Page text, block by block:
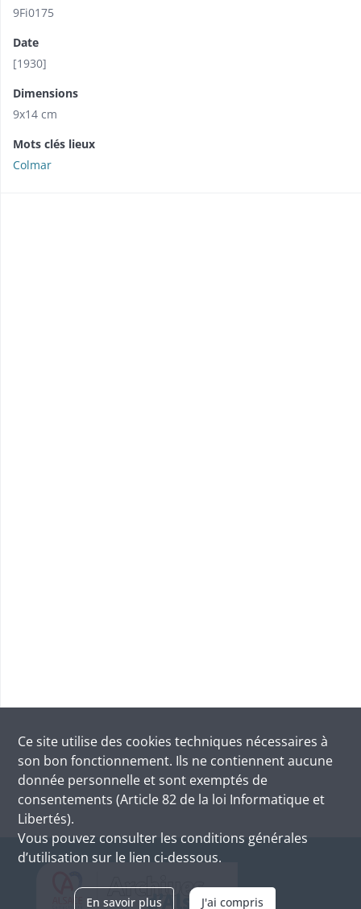
9Fi0175
Date
[1930]
Dimensions
9x14 cm
Mots clés lieux
Colmar
Ce site utilise des cookies techniques nécessaires à
son bon fonctionnement. Ils ne contiennent aucune
donnée personnelle et sont exemptés de
consentements (Article 82 de la loi Informatique et
Libertés).
Vous pouvez consulter les conditions générales
d’utilisation sur le lien ci-dessous.
En savoir plus J'ai compris